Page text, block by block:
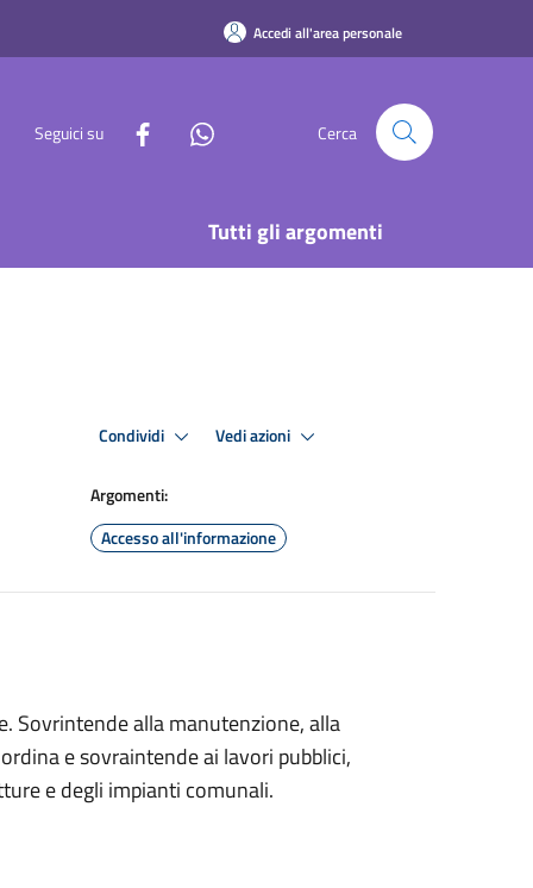
Accedi all'area personale
Seguici su Cerca
Tutti gli argomenti
Condividi Vedi azioni
Argomenti:
Accesso all'informazione
Sovrintende alla manutenzione, alla
e sovraintende ai lavori pubblici,
e degli impianti comunali.